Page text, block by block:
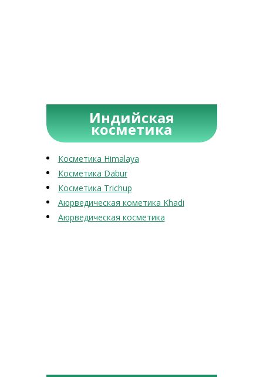
Индийская
косметика
Косметика Himalaya
Косметика Dabur
Косметика Trichup
Аюрведическая кометика Khadi
Аюрведическая косметика